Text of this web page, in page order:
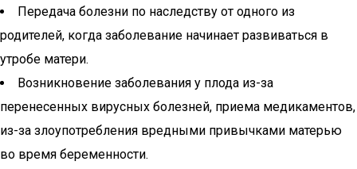
Передача болезни по наследству от одного из
родителей, когда заболевание начинает развиваться в
утробе матери.
Возникновение заболевания у плода из-за
перенесенных вирусных болезней, приема медикаментов,
из-за злоупотребления вредными привычками матерью
во время беременности.